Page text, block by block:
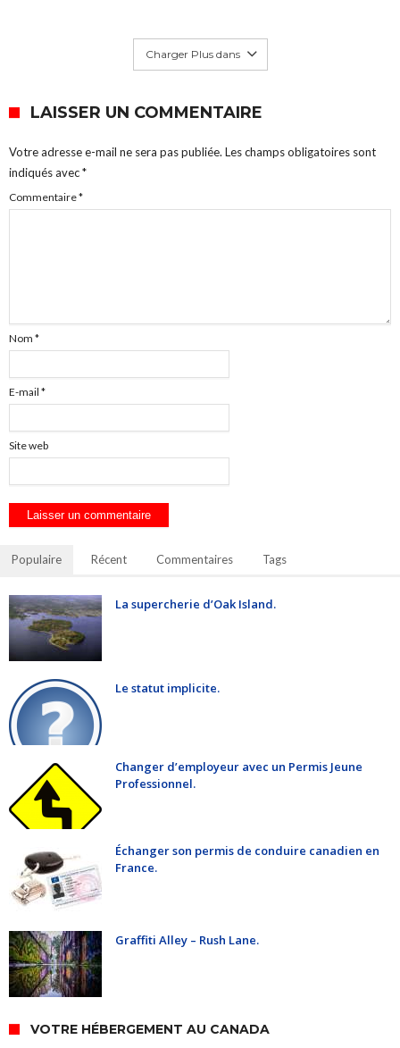
Charger Plus dans
LAISSER UN COMMENTAIRE
Votre adresse e-mail ne sera pas publiée. Les champs obligatoires sont
indiqués avec*
Commentaire*
Nom *
E-mail *
Site web
Populaire Récent Commentaires Tags
La supercherie d’Oak Island.
Le statut implicite.
Changer d’employeur avec un Permis Jeune
Professionnel.
Échanger son permis de conduire canadien en
France.
Graffiti Alley – Rush Lane.
VOTRE HÉBERGEMENT AU CANADA